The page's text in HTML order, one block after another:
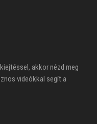
akkor nézd meg
videókkal segít a